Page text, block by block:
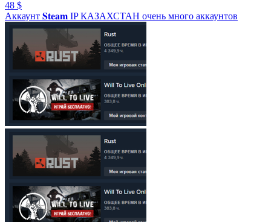
48 $
Аккаунт 𝐒𝐭𝐞𝐚𝐦 IP КАЗАХСТАН очень много аккаунтов